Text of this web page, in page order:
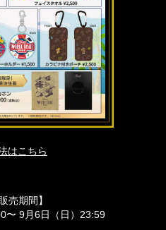
はこちら
売期間】
〜 9月6日（日）23:59